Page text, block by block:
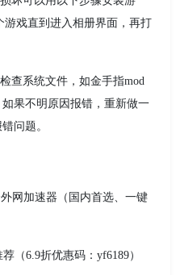
戏直到进入相册界面，再打
查系统文件，如金手指mod
果不明原因报错，重新做一
问题。
网加速器（国内首选、一键
（6.9折优惠码：yf6189）